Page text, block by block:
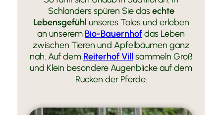
Schlanders spüren Sie dasechte
Lebensgefühl unseres Tales und erleben
an unserem Bio-Bauernhofdas Leben
zwischen Tieren und Apfelbäumen ganz
nah. Auf dem Reiterhof Vill sammeln Groß
und Klein besondere Augenblicke auf dem
Rücken der Pferde.